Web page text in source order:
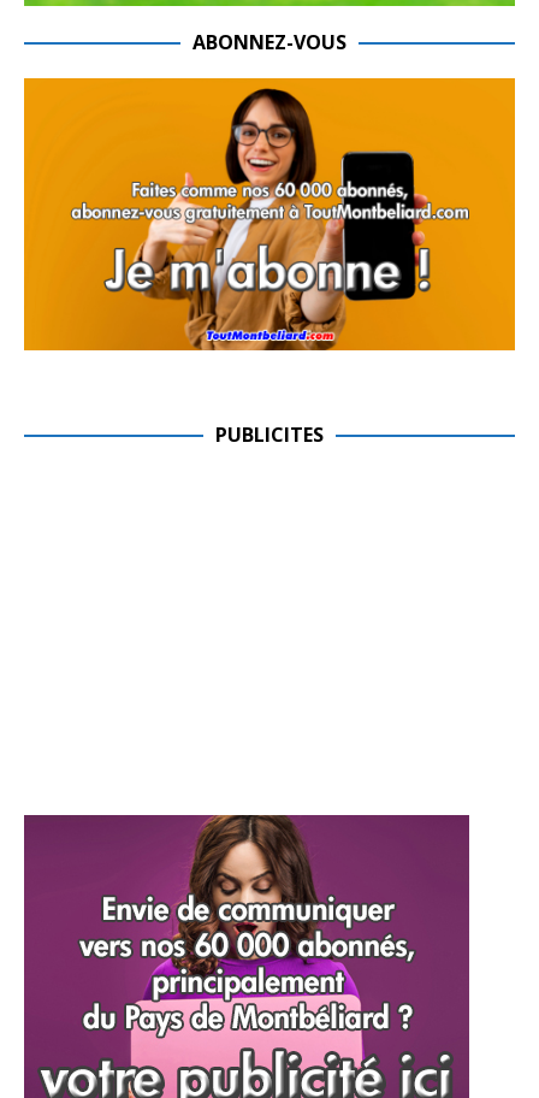
ABONNEZ-VOUS
PUBLICITES